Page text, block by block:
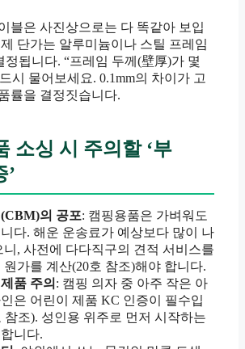
블은 사진상으로는 다 똑같아 보입
단가는 알루미늄이나 스틸 프레임
정됩니다. “프레임 두께(壁厚)가 몇
시 물어보세요. 0.1mm의 차이가 고
률을 결정짓습니다.
소싱 시 주의할 ‘부
’
의 공포: 캠핑용품은 가벼워도
다. 해운 운송료가 예상보다 많이 나
니, 사전에 다다직구의 견적 서비스를
원가를 계산(20호 참조)해야 합니다.
품 주의 : 캠핑 의자 중 아주 작은 아
은 어린이 제품 KC 인증이 필수입
참조). 성인용 위주로 먼저 시작하는
니다.